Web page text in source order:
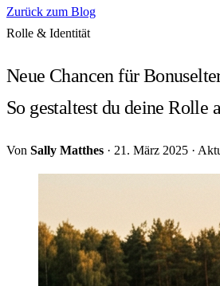
Zurück zum Blog
Rolle & Identität
Neue Chancen für
So gestaltest du deine Rolle
Von Sally Matthes · 21. März 2025 ·